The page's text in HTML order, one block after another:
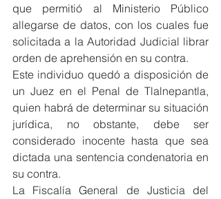
que permitió al Ministerio Público
allegarse de datos, con los cuales fue
solicitada a la Autoridad Judicial librar
orden de aprehensión en su contra.
Este individuo quedó a disposición de
un Juez en el Penal de Tlalnepantla,
quien habrá de determinar su situación
jurídica, no obstante, debe ser
considerado inocente hasta que sea
dictada una sentencia condenatoria en
su contra.
La Fiscalía General de Justicia del